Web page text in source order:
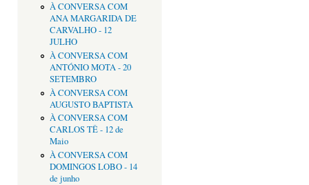
À CONVERSA COM
ANA MARGARIDA DE
CARVALHO - 12
JULHO
À CONVERSA COM
ANTÓNIO MOTA - 20
SETEMBRO
À CONVERSA COM
AUGUSTO BAPTISTA
À CONVERSA COM
CARLOS TÊ - 12 de
Maio
À CONVERSA COM
DOMINGOS LOBO - 14
de junho